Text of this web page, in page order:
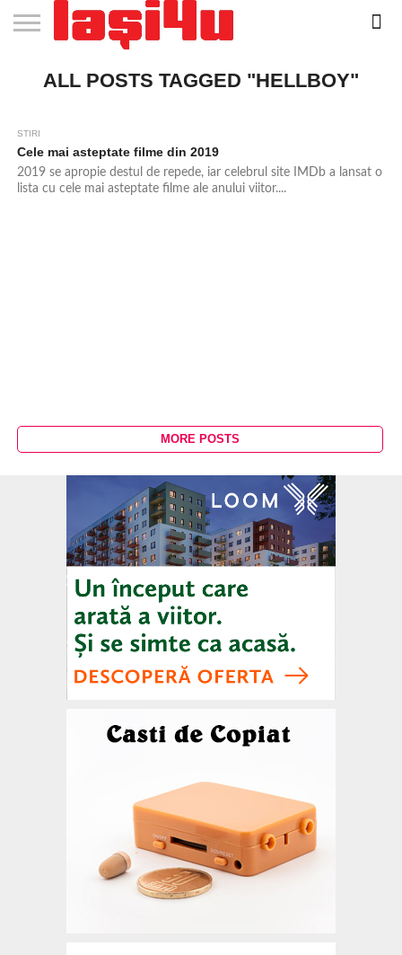
STIRI
APARTAMENTE
NOI IASI
STIRI
IASI
JOBS
IN
FILME
LA
CLUBURI /
DISCOTECI
BARURI /
CAFENELE
SALI DE
FORTA
SALOANE DE
INFRUMUSETARE
AGENTII
DE
RESTAURANTE
IN IASI
PIZZA
IN
PISCINA
IN IASI
FLORARII
RADIO
LIVE
SPALATORII
AUTO
TRACTARI
AUTO
TAXI
IN
CINEMA
TEATRU
HOTELURI
TEREN
SPORTIV
TEREN
TENIS
FARMACII
NON
COFFEE-
TO-GO
FIRME DE
PUBLICITATE
RENT
AALL POSTS TAGGED "HELLBOY"
STIRI
Cele mai asteptate filme din 2019
2019 se apropie destul de repede, iar celebrul site IMDb a lansat o
lista cu cele mai asteptate filme ale anului viitor....
MORE POSTS